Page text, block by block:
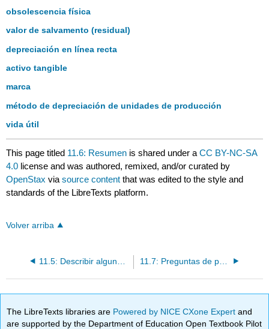
obsolescencia física
valor de salvamento (residual)
depreciación en línea recta
activo tangible
marca
método de depreciación de unidades de producción
vida útil
This page titled 11.6: Resumen is shared under aCC BY-NC-SA
4.0 license and was authored, remixed, and/or curated by
OpenStax viasource content that was edited to the style and
standards of the LibreTexts platform.
Volver arriba
11.7: Preguntas de práctica
The LibreTexts libraries are Powered by NICE CXone Expertand
are supported by the Department of Education Open Textbook Pilot